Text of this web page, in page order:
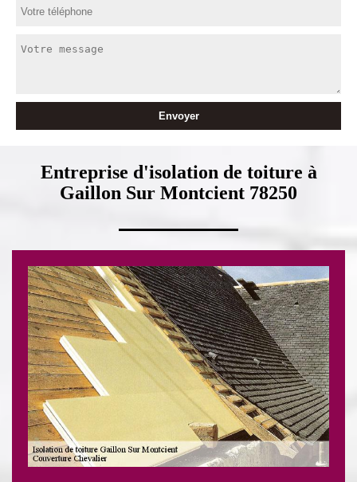
Entreprise d'isolation de toiture à
Gaillon Sur Montcient 78250